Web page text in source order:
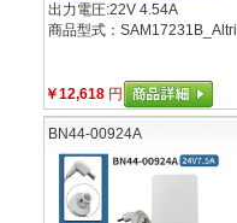
出力電圧:22V 4.54A
商品型式：SAM17231B_Altri
￥12,618 円
BN44-00924A